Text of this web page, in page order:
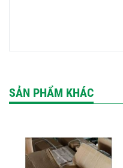
SẢN PHẨM KHÁC